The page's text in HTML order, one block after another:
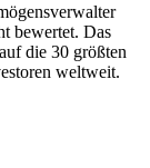
bewertet. Das
die 30 größten
weltweit.